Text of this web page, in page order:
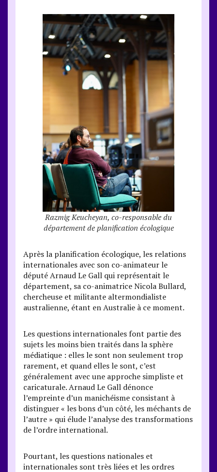
Razmig Keucheyan, co-responsable du
département de planification écologique
Après la planification écologique, les relations
internationales avec son co-animateur le
député Arnaud Le Gall qui représentait le
département, sa co-animatrice Nicola Bullard,
chercheuse et militante altermondialiste
australienne, étant en Australie à ce moment.
Les questions internationales font partie des
sujets les moins bien traités dans la sphère
médiatique : elles le sont non seulement trop
rarement, et quand elles le sont, c’est
généralement avec une approche simpliste et
caricaturale. Arnaud Le Gall dénonce
l’empreinte d’un manichéisme consistant à
distinguer « les bons d’un côté, les méchants de
l’autre » qui élude l’analyse des transformations
de l’ordre international.
Pourtant, les questions nationales et
internationales sont très liées et les ordres